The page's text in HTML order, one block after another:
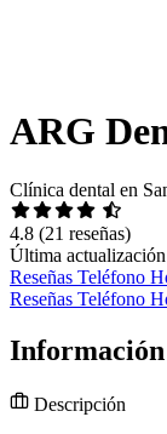
ARG
Clínica dental en
4.8 (21 reseñas)
Última
Reseñas Teléfono
Reseñas Teléfono
Información
Descripción